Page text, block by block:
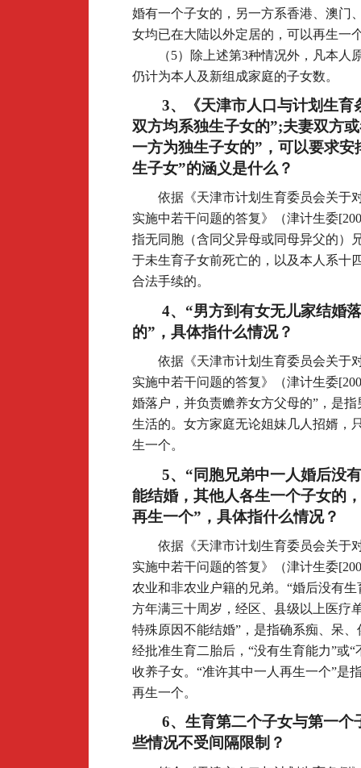
婚有一个子女的，另一方系香港、澳门
女均已在大陆以外定居的，可以再生一
（5）除上述第3种情况外，凡本
仍计为本人及新组成家庭的子女数。
3、《天津市人口与计划生
双方均系独生子女的”;夫妻双方
一方为独生子女的”，可以要求
生子女”的涵义是什么？
依据《天津市计划生育委员会关于
实施中若干问题的答复》（津计生委
指无同胞（含同父异母或同母异父的）
于未生育子女前死亡的，以及本人系十
合法手续的。
4、“男方到有女无儿家结婚
的”，具体指什么情况？
依据《天津市计划生育委员会关于
实施中若干问题的答复》（津计生委
婚落户，并负责赡养女方父母的”，是
生活的。女方家庭无论姐妹几人招婿，
生一个。
5、“同胞兄弟中一人婚后没
能结婚，其他人各生一个子女的
再生一个”，具体指什么情况？
依据《天津市计划生育委员会关于
实施中若干问题的答复》（津计生委
农业和非农业户籍的兄弟。“婚后没有
方年满三十周岁，经区、县级以上医疗
特殊原因不能结婚”，是指确系痴、呆
经批准生育二胎后，“没有生育能力”或
收养子女。“准许其中一人再生一个”是
再生一个。
6、生育第二个子女与第一
些情况不受间隔限制？